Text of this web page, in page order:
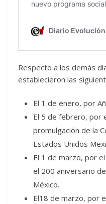
Respecto a los demás
establecieron las
El 1 de enero, por
El 5 de febrero, por
promulgación de la
Estados Unidos
El 1 de marzo, por
el 200 aniversario
México.
El18 de marzo, por